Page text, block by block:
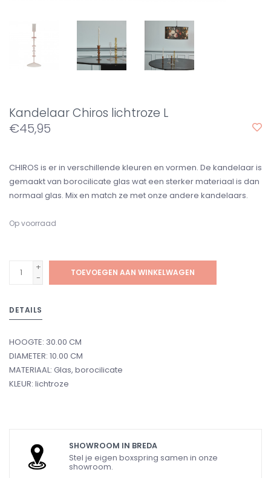
Kandelaar Chiros lichtroze L
€45,95
CHIROS is er in verschillende kleuren en vormen. De kandelaar is
gemaakt van borocilicate glas wat een sterker materiaal is dan
normaal glas. Mix en match ze met onze andere kandelaars.
Op voorraad
+
-
TOEVOEGEN AAN WINKELWAGEN
DETAILS
HOOGTE: 30.00 CM
DIAMETER: 10.00 CM
MATERIAAL: Glas, borocilicate
KLEUR: lichtroze
SHOWROOM IN BREDA
Stel je eigen boxspring samen in onze
showroom.